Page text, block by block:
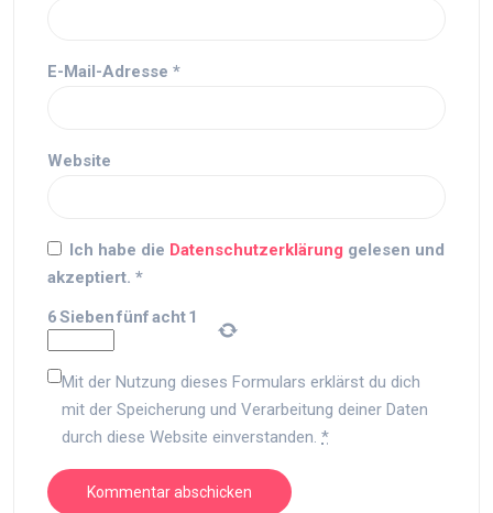
E-Mail-Adresse *
Website
Ich habe die Datenschutzerklärung gelesen und
akzeptiert. *
6Siebenfünfacht1
Mit der Nutzung dieses Formulars erklärst du dich
mit der Speicherung und Verarbeitung deiner Daten
durch diese Website einverstanden. *